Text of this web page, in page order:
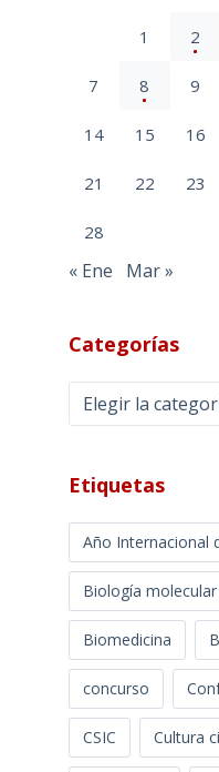
1 2
7 8 9
14 15 16
21 22 23
28
« Ene Mar »
Categorías
Categorías
Etiquetas
Año Internacional
Biología molecular
Biomedicina
concurso
CSIC Cultura